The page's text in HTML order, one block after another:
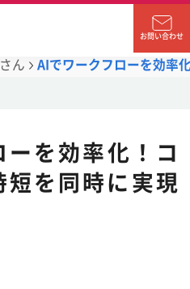
お問い合わせ
ん AIでワークフローを効率
を効率化！コ
を同時に実現